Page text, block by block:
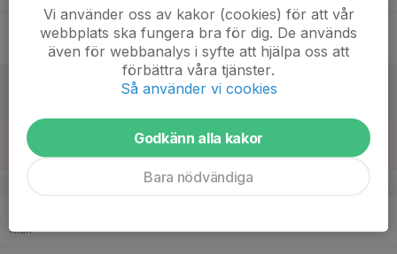
20
Sön
v.39
Mån
Vi använder oss av kakor (cookies) för att vår
webbplats ska fungera bra för dig. De används
även för webbanalys i syfte att hjälpa oss att
förbättra våra tjänster.
Så använder vi cookies
Godkänn alla kakor
Bara nödvändiga